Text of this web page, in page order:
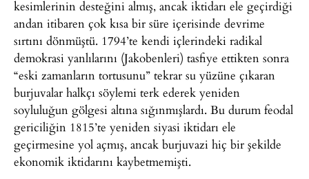
kesimlerinin desteğini almış, ancak iktidarı ele geçirdiği
andan itibaren çok kısa bir süre içerisinde devrime
sırtını dönmüştü. 1794’te kendi içlerindeki radikal
demokrasi yanlılarını (Jakobenleri) tasfiye ettikten sonra
“eski zamanların tortusunu” tekrar su yüzüne çıkaran
burjuvalar halkçı söylemi terk ederek yeniden
soyluluğun gölgesi altına sığınmışlardı. Bu durum feodal
gericiliğin 1815’te yeniden siyasi iktidarı ele
geçirmesine yol açmış, ancak burjuvazi hiç bir şekilde
ekonomik iktidarını kaybetmemişti.